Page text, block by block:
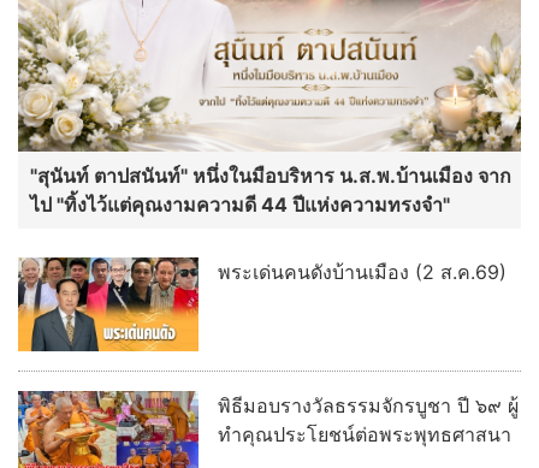
"สุนันท์ ตาปสนันท์" หนึ่งในมือบริหาร น.ส.พ.บ้านเมือง จาก
ไป "ทิ้งไว้แต่คุณงามความดี 44 ปีแห่งความทรงจำ"
พระเด่นคนดังบ้านเมือง (2 ส.ค.69)
พิธีมอบรางวัลธรรมจักรบูชา ปี ๖๙ ผู้
ทำคุณประโยชน์ต่อพระพุทธศาสนา